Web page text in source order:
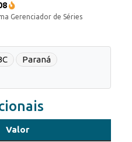
Gerenciador de Séries
Paraná
Valor